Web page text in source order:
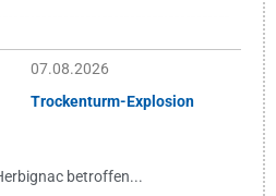
07.08.2026
Trockenturm-Explosion
betroffen...